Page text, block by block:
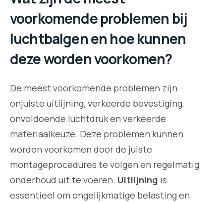
voorkomende problemen bij
luchtbalgen en hoe kunnen
deze worden voorkomen?
De meest voorkomende problemen zijn
onjuiste uitlijning, verkeerde bevestiging,
onvoldoende luchtdruk en verkeerde
materiaalkeuze. Deze problemen kunnen
worden voorkomen door de juiste
montageprocedures te volgen en regelmatig
onderhoud uit te voeren. Uitlijning is
essentieel om ongelijkmatige belasting en